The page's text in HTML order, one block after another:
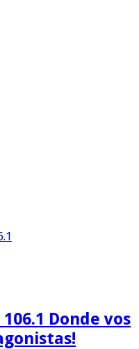
106.1 Donde vos